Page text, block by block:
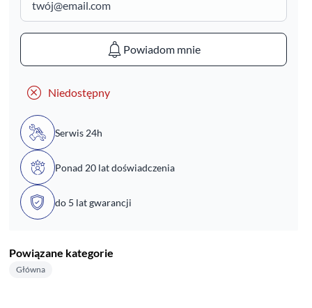
Powiadom mnie
Niedostępny
Serwis 24h
Ponad 20 lat doświadczenia
do 5 lat gwarancji
Powiązane kategorie
Główna